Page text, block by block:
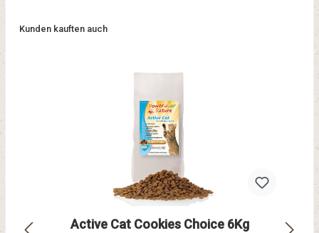
Kunden kauften auch
Active Cat Cookies Choice 6Kg